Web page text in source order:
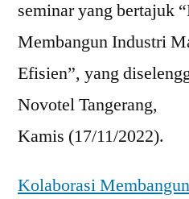
seminar yang bertajuk
Membangun Industri
Efisien”, yang
Novotel Tangerang,
Kamis (17/11/2022).
Kolaborasi